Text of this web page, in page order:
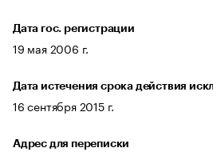
Дата гос. регистрации
19 мая 2006 г.
Дата истечения срока действия
16 сентября 2015 г.
Адрес для переписки